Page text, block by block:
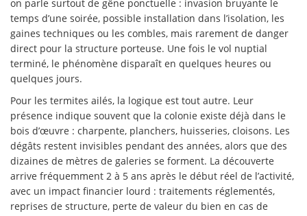
on parle surtout de gêne ponctuelle : invasion bruyante le
temps d’une soirée, possible installation dans l’isolation, les
gaines techniques ou les combles, mais rarement de danger
direct pour la structure porteuse. Une fois le vol nuptial
terminé, le phénomène disparaît en quelques heures ou
quelques jours.
Pour les termites ailés, la logique est tout autre. Leur
présence indique souvent que la colonie existe déjà dans le
bois d’œuvre : charpente, planchers, huisseries, cloisons. Les
dégâts restent invisibles pendant des années, alors que des
dizaines de mètres de galeries se forment. La découverte
arrive fréquemment 2 à 5 ans après le début réel de l’activité,
avec un impact financier lourd : traitements réglementés,
reprises de structure, perte de valeur du bien en cas de